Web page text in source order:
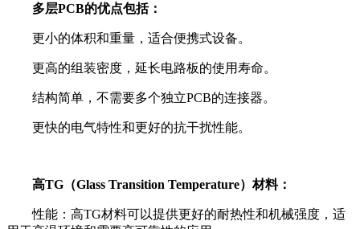
多层PCB的优点包括：
更小的体积和重量，适合便携式设备。
更高的组装密度，延长电路板的使用寿命。
结构简单，不需要多个独立PCB的连接器。
更快的电气特性和更好的抗干扰性能。
高TG（Glass Transition Temperature）材料：
性能：高TG材料可以提供更好的耐热性和机械强度，适